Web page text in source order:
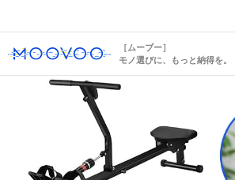
［ムーブー］
モノ選びに、もっと納得を。